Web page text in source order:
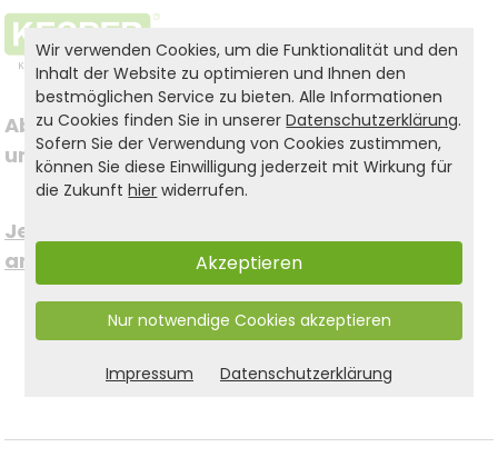
Abonnieren Sie jetzt
unseren Newsletter
Jetzt kostenfrei
anmelden >
Folgen Sie uns auf
um immer auf dem
Laufenden zu bleiben.
Wir verwenden Cookies, um die Funktionalität und den
Inhalt der Website zu optimieren und Ihnen den
bestmöglichen Service zu bieten. Alle Informationen
zu Cookies finden Sie in unsererDatenschutzerklärung.
Sofern Sie der Verwendung von Cookies zustimmen,
können Sie diese Einwilligung jederzeit mit Wirkung für
die Zukunfthier widerrufen.
Akzeptieren
Nur notwendige Cookies akzeptieren
Impressum Datenschutzerklärung